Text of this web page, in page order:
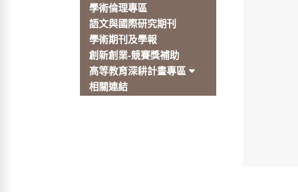
學術倫理專區
語文與國際研究期刊
學術期刊及學報
創新創業-競賽獎補助
高等教育深耕計畫專區
相關連結